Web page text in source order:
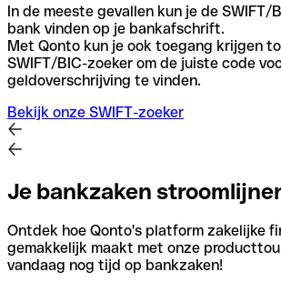
In de meeste gevallen kun je de SWIFT/
bank vinden op je bankafschrift.
Met Qonto kun je ook toegang krijgen
SWIFT/BIC-zoeker om de juiste code
geldoverschrijving te vinden.
Bekijk onze SWIFT-zoeker
Je bankzaken
Ontdek hoe Qonto's platform zakelijke
gemakkelijk maakt met onze
vandaag nog tijd op bankzaken!